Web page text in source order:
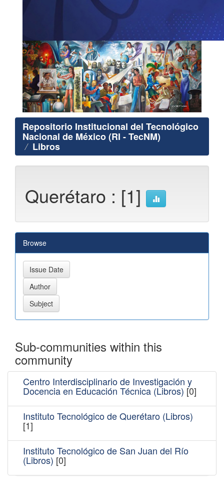
Repositorio Institucional del Tecnológico
Nacional de México (RI - TecNM)
Libros
Querétaro : [1]
Browse
Sub-communities within this
community
Centro Interdisciplinario de Investigación y
Docencia en Educación Técnica (Libros) [0]
Instituto Tecnológico de Querétaro (Libros)
[1]
Instituto Tecnológico de San Juan del Río
(Libros) [0]